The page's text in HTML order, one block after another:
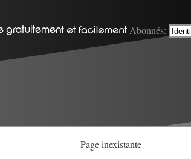
Abonnés:
Page inexistante